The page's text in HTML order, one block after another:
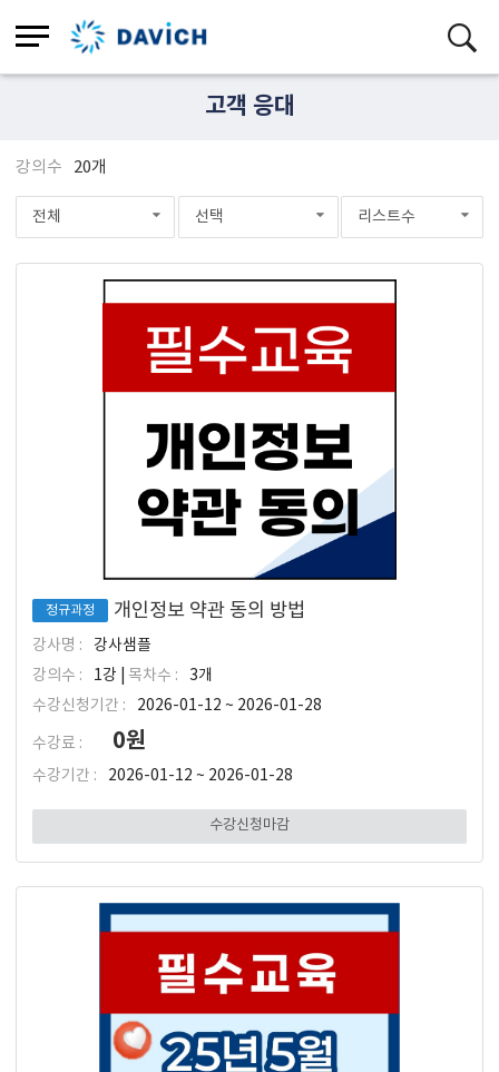
고객 응대
강의수 20개
전체 선택 리스트수
정규과정 개인정보 약관 동의 방법
강사명 :
강사샘플
강의수 :
1강 | 목차수 :
3개
수강신청기간 :
2026-01-12 ~ 2026-01-28
수강료 : 0원
수강기간 : 2026-01-12 ~ 2026-01-28
수강신청마감